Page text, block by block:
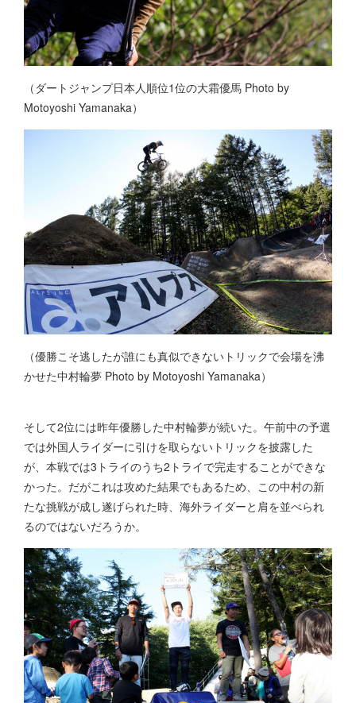
（ダートジャンプ日本人順位1位の大霜優馬 Photo by
Motoyoshi Yamanaka）
（優勝こそ逃したが誰にも真似できないトリックで会場を沸
かせた中村輪夢 Photo by Motoyoshi Yamanaka）
そして2位には昨年優勝した中村輪夢が続いた。午前中の予選
では外国人ライダーに引けを取らないトリックを披露した
が、本戦では3トライのうち2トライで完走することができな
かった。だがこれは攻めた結果でもあるため、この中村の新
たな挑戦が成し遂げられた時、海外ライダーと肩を並べられ
るのではないだろうか。